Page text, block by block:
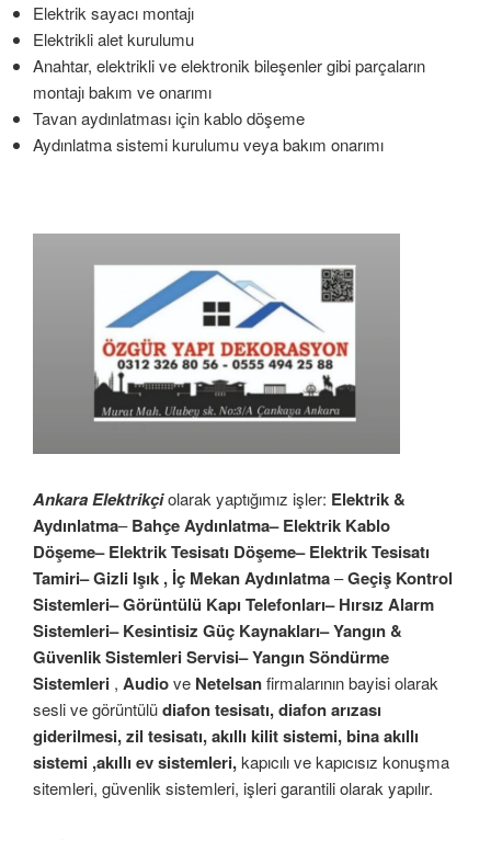
Elektrik sayacı montajı
Elektrikli alet kurulumu
Anahtar, elektrikli ve elektronik bileşenler gibi parçaların
montajı bakım ve onarımı
Tavan aydınlatması için kablo döşeme
Aydınlatma sistemi kurulumu veya bakım onarımı
Ankara Elektrikçiolarak yaptığımız işler: Elektrik &
Aydınlatma–Bahçe Aydınlatma– Elektrik Kablo
Döşeme– Elektrik Tesisatı Döşeme– Elektrik Tesisatı
Tamiri– Gizli Işık , İç Mekan Aydınlatma–Geçiş Kontrol
Sistemleri– Görüntülü Kapı Telefonları– Hırsız Alarm
Sistemleri– Kesintisiz Güç Kaynakları– Yangın &
Güvenlik Sistemleri Servisi– Yangın Söndürme
Sistemleri , Audiove Netelsanfirmalarının bayisi olarak
sesli ve görüntülüdiafon tesisatı, diafon arızası
giderilmesi, zil tesisatı, akıllı kilit sistemi, bina akıllı
sistemi ,akıllı ev sistemleri,kapıcılı ve kapıcısız konuşma
sitemleri, güvenlik sistemleri, işleri garantili olarak yapılır.